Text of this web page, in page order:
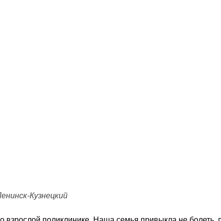
Кузнецкий